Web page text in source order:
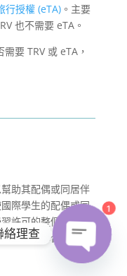
行授權 (eTA)。主要
也不需要 eTA。
要 TRV 或 eTA，
助其配偶或同居伴
際學生的配偶或同
許可的整個期限內
全日制學習，並持
絡理查
Open
1